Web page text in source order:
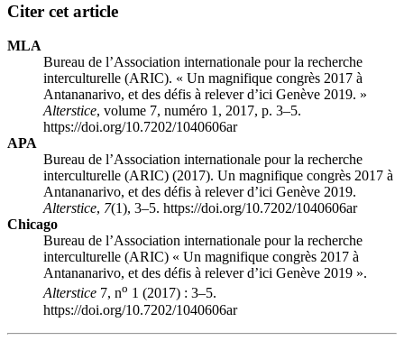
Citer cet article
MLA
Bureau de l’Association internationale pour la recherche
interculturelle (ARIC). « Un magnifique congrès 2017 à
Antananarivo, et des défis à relever d’ici Genève 2019. »
Alterstice, volume 7, numéro 1, 2017, p. 3–5.
https://doi.org/10.7202/1040606ar
APA
Bureau de l’Association internationale pour la recherche
interculturelle (ARIC) (2017). Un magnifique congrès 2017 à
Antananarivo, et des défis à relever d’ici Genève 2019.
Alterstice, 7(1), 3–5. https://doi.org/10.7202/1040606ar
Chicago
Bureau de l’Association internationale pour la recherche
interculturelle (ARIC) « Un magnifique congrès 2017 à
Antananarivo, et des défis à relever d’ici Genève 2019 ».
Alterstice 7, no 1 (2017) : 3–5.
https://doi.org/10.7202/1040606ar